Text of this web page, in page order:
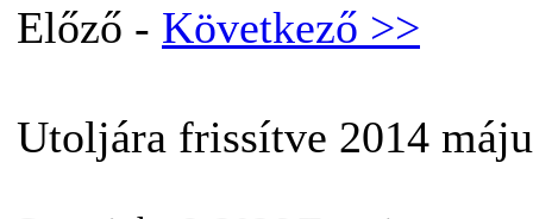
Előző - Következő >>
Utoljára frissítve 2014